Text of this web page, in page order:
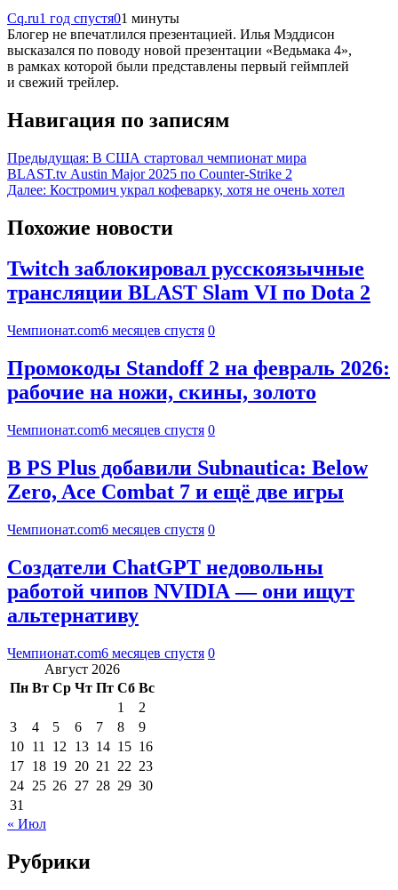
Cq.ru1 год спустя01 минуты
Блогер не впечатлился презентацией. Илья Мэддисон
высказался по поводу новой презентации «Ведьмака 4»,
в рамках которой были представлены первый геймплей
и свежий трейлер.
Навигация по записям
Предыдущая: В США стартовал чемпионат мира
BLAST.tv Austin Major 2025 по Counter-Strike 2
Далее: Костромич украл кофеварку, хотя не очень хотел
Похожие новости
Twitch заблокировал русскоязычные
трансляции BLAST Slam VI по Dota 2
Чемпионат.com6 месяцев спустя 0
Промокоды Standoff 2 на февраль 2026:
рабочие на ножи, скины, золото
Чемпионат.com6 месяцев спустя 0
В PS Plus добавили Subnautica: Below
Zero, Ace Combat 7 и ещё две игры
Чемпионат.com6 месяцев спустя 0
Создатели ChatGPT недовольны
работой чипов NVIDIA — они ищут
альтернативу
Чемпионат.com6 месяцев спустя 0
Август 2026
Пн Вт Ср Чт Пт Сб Вс
1
2
3
4 5 6 7 8
9
10 11 12 13 14 15 16
17 18 19 20 21 22 23
24 25 26 27 28 29 30
31
« Июл
Рубрики